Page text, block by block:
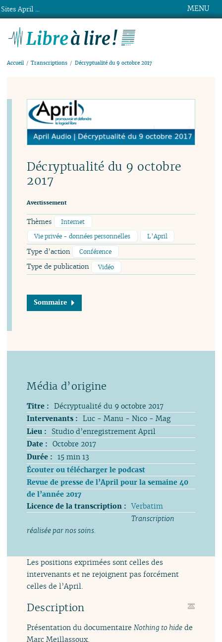
MENU
Accueil Transcriptions Décryptualité du 9 octobre 2017
Décryptualité du 9 octobre
2017
Avertissement
Thèmes
Internet
Vie privée - données personnelles
L’April
Type d’action Conférence
Type de publication Vidéo
Sommaire
Titre : Décryptualité du 9 octobre 2017
Intervenants : Luc - Manu - Nico - Mag
Lieu :
Studio d’enregistrement April
Date : Octobre 2017
Durée : 15 min 13
Écouter ou télécharger le podcast
Revue de presse de l’April pour la semaine 40
de l’année 2017
Licence de la transcription : Verbatim
Transcription
réalisée par nos soins.
Les positions exprimées sont celles des
intervenants et ne rejoignent pas forcément
celles de l’April.
Description
Présentation du documentaire Nothing to hide de
Marc Meillassoux.
Sites April ...